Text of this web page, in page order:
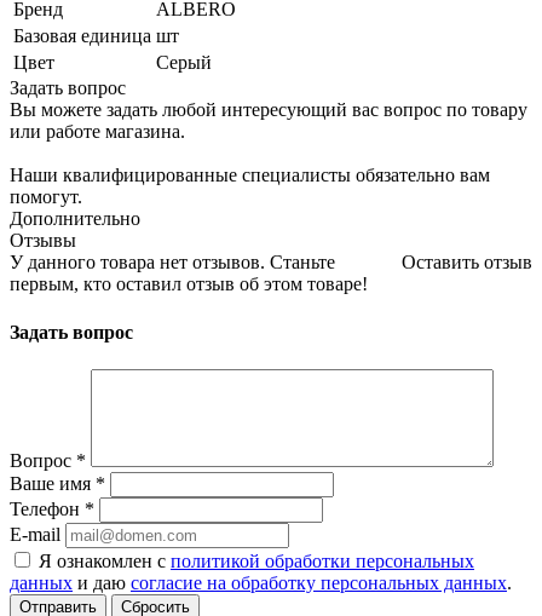
Бренд
ALBERO
Базовая единица шт
Цвет
Серый
Задать вопрос
Вы можете задать любой интересующий вас вопрос по товару
или работе магазина.
Наши квалифицированные специалисты обязательно вам
помогут.
Дополнительно
Отзывы
Оставить отзыв
У данного товара нет отзывов. Станьте
первым, кто оставил отзыв об этом товаре!
Задать вопрос
Вопрос *
Ваше имя *
Телефон *
E-mail
Я ознакомлен с политикой обработки персональных
данных и даю согласие на обработку персональных данных.
Сбросить